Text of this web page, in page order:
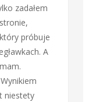
zadałem
próbuje
A
niestety